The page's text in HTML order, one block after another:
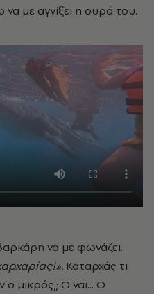
με αγγίξει η ουρά του.
να με φωνάζει.
Καταρχάς τι
ο μικρός;; Ω ναι... Ο